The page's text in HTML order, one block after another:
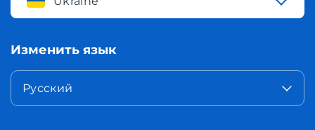
Изменить язык
Русский